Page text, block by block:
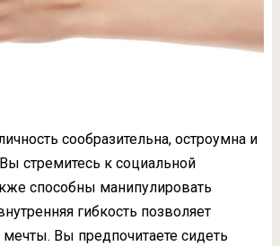
сообразительна, остроумна и
стремитесь к социальной
способны манипулировать
гибкость позволяет
Вы предпочитаете сидеть